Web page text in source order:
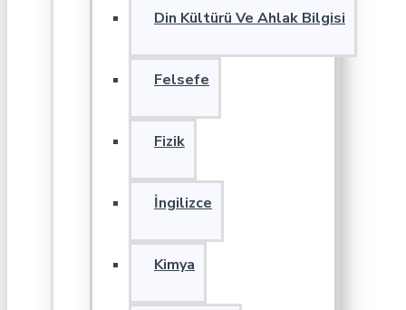
Din Kültürü Ve Ahlak Bilgisi
Felsefe
Fizik
İngilizce
Kimya